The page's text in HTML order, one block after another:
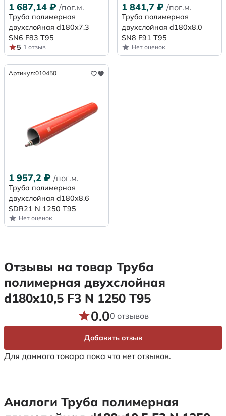
1 687,14 ₽ /пог.м.
Труба полимерная
двухслойная d180х7,3
SN6 F83 Т95
5 1 отзыв
1 841,7 ₽ /пог.м.
Труба полимерная
двухслойная d180х8,0
SN8 F91 Т95
Нет оценок
Артикул:010450
1 957,2 ₽ /пог.м.
Труба полимерная
двухслойная d180x8,6
SDR21 N 1250 Т95
Нет оценок
Отзывы на товар Труба
полимерная двухслойная
d180x10,5 F3 N 1250 Т95
Для данного товара пока что нет отзывов.
0.00 отзывов
Добавить отзыв
Аналоги Труба полимерная